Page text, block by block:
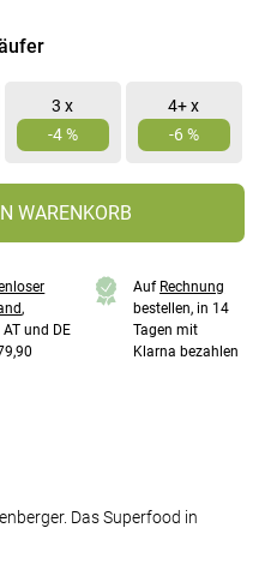
-4 %
3 x
-6 %
4+ x
WARENKORB
,
und DE
Auf Rechnung
bestellen, in 14
Tagen mit
Klarna bezahlen
Das Superfood in